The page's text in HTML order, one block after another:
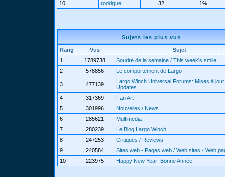
10
rodrigue 32 1%
Sujets les plus vus
Rang Vus
Sujet
1
1789738
Sourire de la semaine / This week's smile
2
578856 Le comportement de Largo
3 477139
Largo Winch Universal Forums: Mises à
Updates
4
317369
Fan Art
5
301996
Nouvelles / News
6
285621
Multimedia
7
280239
Le Blog Largo Winch
8
247253
Critiques / Reviews
9
240584
Sites web - Pages web / Web sites - Web
10
223975 Happy New Year! Bonne Année!